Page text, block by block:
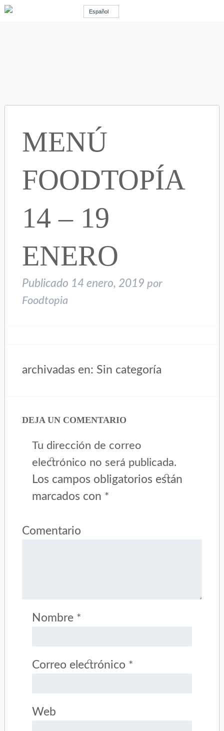
Español
MENÚ
FOODTOPÍA
14 – 19
ENERO
Publicado 14 enero, 2019 por
Foodtopia
archivadas en: Sin categoría
DEJA UN COMENTARIO
Tu dirección de correo
electrónico no será publicada.
Los campos obligatorios están
marcados con *
Comentario
Nombre *
Correo electrónico *
Web